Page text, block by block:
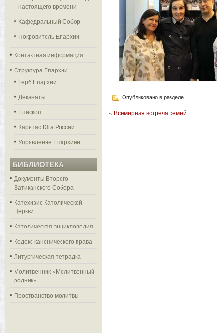
настоящего времени
Кафедральный Собор
Покровитель Епархии
Контактная информация
Структура Епархии
Герб Епархии
Деканаты
Епископ
Каритас Юга России
Управление Епархией
БИБЛИОТЕКА
Документы Второго
Ватиканского Собора
Катехизис Католической
Церкви
Католическая энциклопедия
Кодекс канонического права
Литургическая тетрадка
Молитвенник «Молитвенный
родник»
Пространство молитвы
Опубликовано в разделе
« Всемирная встреча семей